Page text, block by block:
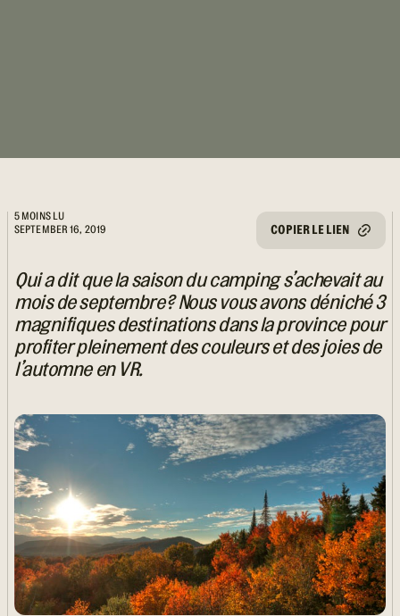
5 MOINS LU
SEPTEMBER 16, 2019
COPIER LE LIEN
Qui a dit que la saison du camping s’achevait au
mois de septembre? Nous vous avons déniché 3
magnifiques destinations dans la province pour
profiter pleinement des couleurs et des joies de
l’automne en VR.